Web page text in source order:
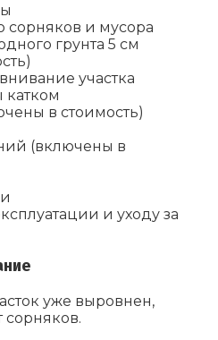
сорняков и мусора
грунта 5 см
участка
катком
в стоимость)
(включены в
и уходу за
уже выровнен,
сорняков.